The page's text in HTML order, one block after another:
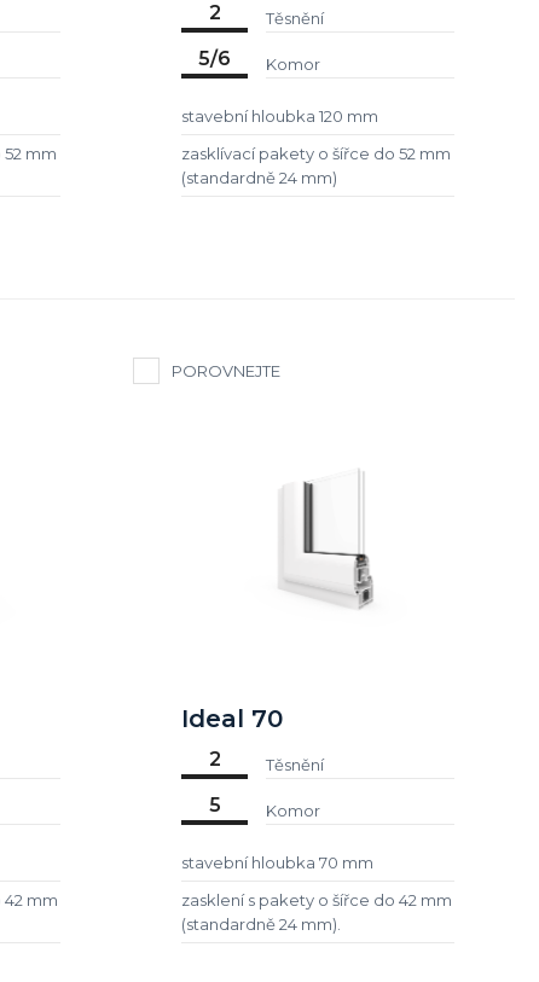
mm
2 Těsnění
5/6 Komor
stavební hloubka 120 mm
zasklívací pakety o šířce do 52 mm
(standardně 24 mm)
42 mm
POROVNEJTE
Ideal 70
2 Těsnění
5 Komor
stavební hloubka 70 mm
zasklení s pakety o šířce do 42 mm
(standardně 24 mm).